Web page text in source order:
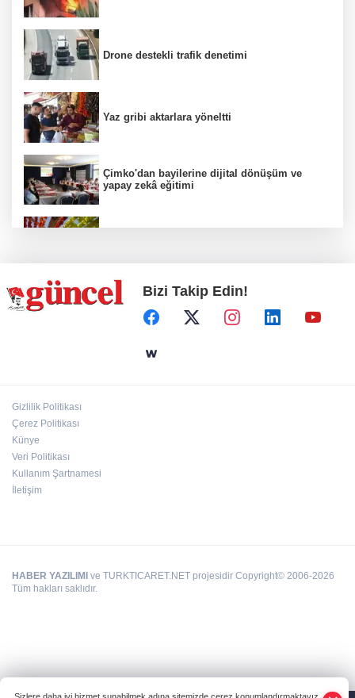
Drone destekli trafik denetimi
Yaz gribi aktarlara yöneltti
Çimko'dan bayilerine dijital dönüşüm ve
yapay zekâ eğitimi
Hamileler denize veya havuza girebilir mi?
Bizi Takip Edin!
Gizlilik Politikası
Çerez Politikası
Künye
Veri Politikası
Kullanım Şartnamesi
İletişim
HABER YAZILIMI ve TURKTICARET.NET projesidir Copyright© 2006-2026
Tüm hakları saklıdır.